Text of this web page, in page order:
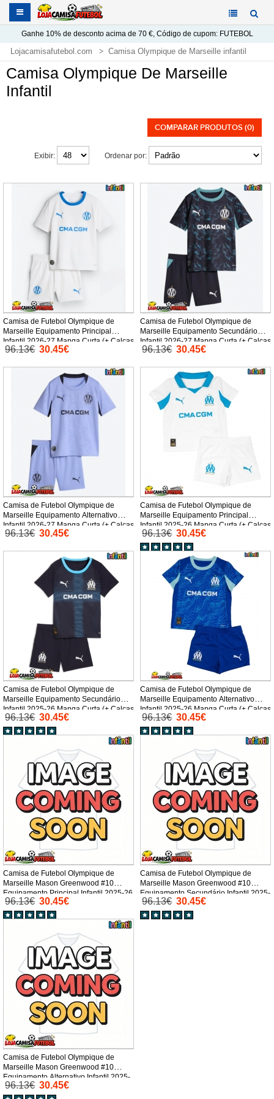
Ganhe 10%de desconto acima de 70 €, Código de cupom: FUTEBOL
Lojacamisafutebol.com Camisa Olympique de Marseille infantil
Camisa Olympique De Marseille
Infantil
COMPARAR PRODUTOS (0)
Ordenar por:
Exibir:
Camisa de Futebol Olympique de
Marseille Equipamento Principal
Infantil 2026-27 Manga Curta (+ Calças
curtas)
96.13€ 30.45€
Camisa de Futebol Olympique de
Marseille Equipamento Secundário
Infantil 2026-27 Manga Curta (+ Calças
curtas)
96.13€ 30.45€
Camisa de Futebol Olympique de
Marseille Equipamento Alternativo
Infantil 2026-27 Manga Curta (+ Calças
curtas)
96.13€ 30.45€
Camisa de Futebol Olympique de
Marseille Equipamento Principal
Infantil 2025-26 Manga Curta (+ Calças
curtas)
96.13€ 30.45€
Camisa de Futebol Olympique de
Marseille Equipamento Secundário
Infantil 2025-26 Manga Curta (+ Calças
curtas)
96.13€ 30.45€
Camisa de Futebol Olympique de
Marseille Equipamento Alternativo
Infantil 2025-26 Manga Curta (+ Calças
curtas)
96.13€ 30.45€
Camisa de Futebol Olympique de
Marseille Mason Greenwood #10
Equipamento Principal Infantil 2025-26
Manga Curta (+ Calças curtas)
96.13€ 30.45€
Camisa de Futebol Olympique de
Marseille Mason Greenwood #10
Equipamento Secundário Infantil 2025-
26 Manga Curta (+ Calças curtas)
96.13€ 30.45€
Camisa de Futebol Olympique de
Marseille Mason Greenwood #10
Equipamento Alternativo Infantil 2025-
26 Manga Curta (+ Calças curtas)
96.13€ 30.45€